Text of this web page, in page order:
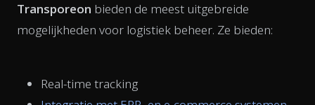
Transporeon bieden de meest uitgebreide
mogelijkheden voor logistiek beheer. Ze bieden:
Real-time tracking